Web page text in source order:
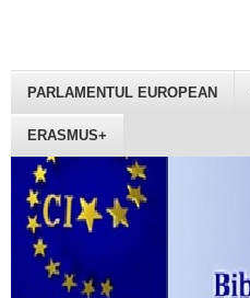
PARLAMENTUL EUROPEAN
ERASMUS+